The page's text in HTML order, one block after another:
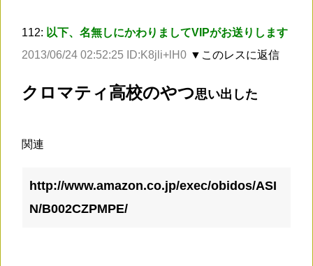
112: 以下、名無しにかわりましてVIPがお送りします
2013/06/24 02:52:25 ID:K8jli+lH0 ▼このレスに返信
クロマティ高校のやつ思い出した
関連
http://www.amazon.co.jp/exec/obidos/ASI
N/B002CZPMPE/